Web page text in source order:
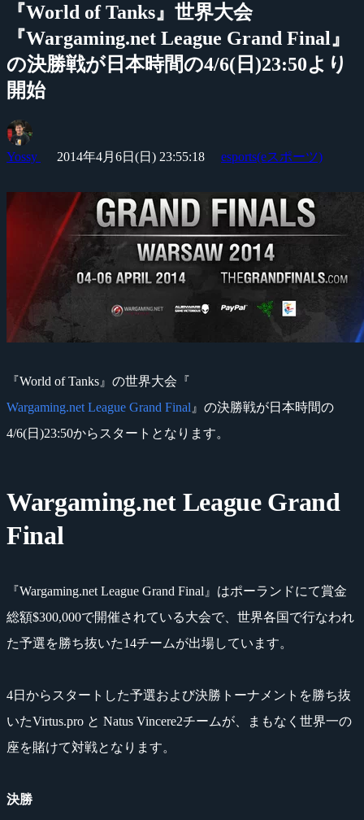
『World of Tanks』世界大会
『Wargaming.net League Grand Final』
の決勝戦が日本時間の4/6(日)23:50より
開始
Yossy 2014年4月6日(日) 23:55:18 esports(eスポーツ)
『World of Tanks』の世界大会『
Wargaming.net League Grand Final 』の決勝戦が日本時間の
4/6(日)23:50からスタートとなります。
Wargaming.net League Grand
Final
『Wargaming.net League Grand Final』はポーランドにて賞金
総額$300,000で開催されている大会で、世界各国で行なわれ
た予選を勝ち抜いた14チームが出場しています。
4日からスタートした予選および決勝トーナメントを勝ち抜
いたVirtus.pro と Natus Vincere2チームが、まもなく世界一の
座を賭けて対戦となります。
決勝